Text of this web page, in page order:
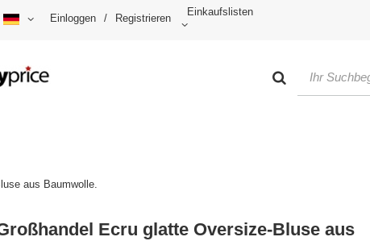
Einloggen / Registrieren
Einkaufslisten
aus Baumwolle.
Ecru glatte Oversize-Bluse aus